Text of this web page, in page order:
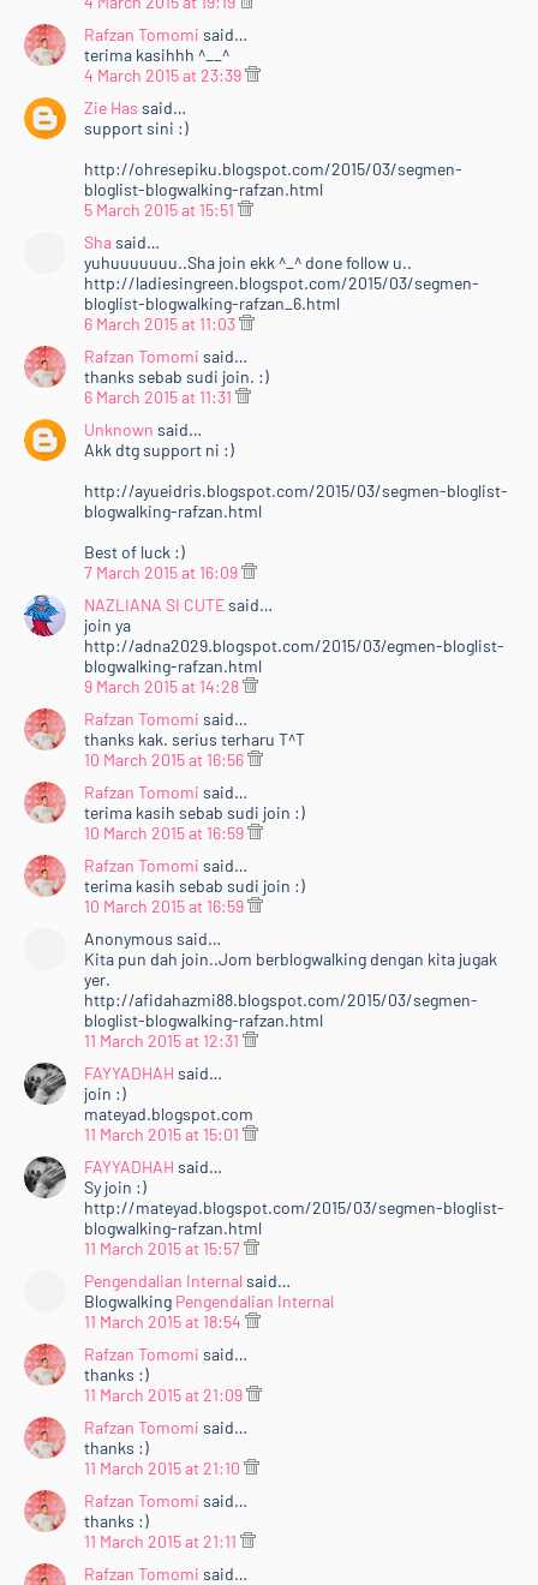
Rafzan Tomomi said…
terima kasihhh ^__^
4 March 2015 at 23:39
Zie Has said…
support sini :)
http://ohresepiku.blogspot.com/2015/03/segmen-
bloglist-blogwalking-rafzan.html
5 March 2015 at 15:51
Shasaid…
yuhuuuuuuu..Sha join ekk ^_^ done follow u..
http://ladiesingreen.blogspot.com/2015/03/segmen-
bloglist-blogwalking-rafzan_6.html
6 March 2015 at 11:03
Rafzan Tomomi said…
thanks sebab sudi join. :)
6 March 2015 at 11:31
Unknown said…
Akk dtg support ni :)
http://ayueidris.blogspot.com/2015/03/segmen-bloglist-
blogwalking-rafzan.html
Best of luck :)
7 March 2015 at 16:09
NAZLIANA SI CUTEsaid…
join ya
http://adna2029.blogspot.com/2015/03/egmen-bloglist-
blogwalking-rafzan.html
9 March 2015 at 14:28
Rafzan Tomomi said…
thanks kak. serius terharu T^T
10 March 2015 at 16:56
Rafzan Tomomi said…
terima kasih sebab sudi join :)
10 March 2015 at 16:59
Rafzan Tomomi said…
terima kasih sebab sudi join :)
10 March 2015 at 16:59
Anonymous said…
Kita pun dah join..Jom berblogwalking dengan kita jugak
yer.
http://afidahazmi88.blogspot.com/2015/03/segmen-
bloglist-blogwalking-rafzan.html
11 March 2015 at 12:31
FAYYADHAH said…
join :)
mateyad.blogspot.com
11 March 2015 at 15:01
FAYYADHAH said…
Sy join :)
http://mateyad.blogspot.com/2015/03/segmen-bloglist-
blogwalking-rafzan.html
11 March 2015 at 15:57
Pengendalian Internal said…
Blogwalking Pengendalian Internal
11 March 2015 at 18:54
Rafzan Tomomi said…
thanks :)
11 March 2015 at 21:09
Rafzan Tomomi said…
thanks :)
11 March 2015 at 21:10
Rafzan Tomomi said…
thanks :)
11 March 2015 at 21:11
Rafzan Tomomi said…